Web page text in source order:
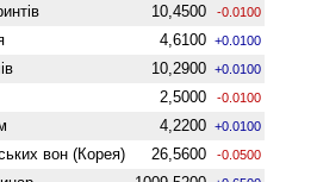
10,4500 -0.0100
4,6100 +0.0100
10,2900 +0.0100
2,5000 -0.0100
4,2200 +0.0100
вон (Корея) 26,5600 -0.0500